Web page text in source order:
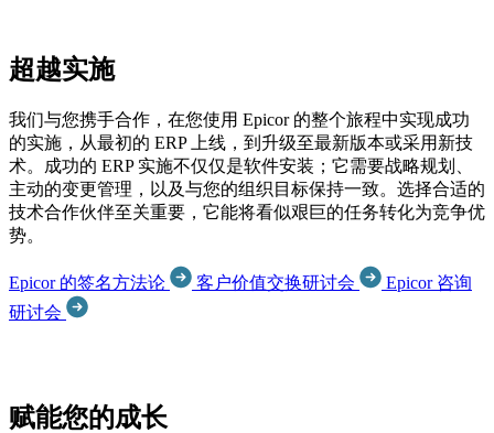
超越实施
我们与您携手合作，在您使用 Epicor 的整个旅程中实现成功
的实施，从最初的 ERP 上线，到升级至最新版本或采用新技
术。成功的 ERP 实施不仅仅是软件安装；它需要战略规划、
主动的变更管理，以及与您的组织目标保持一致。选择合适的
技术合作伙伴至关重要，它能将看似艰巨的任务转化为竞争优
势。
Epicor 的签名方法论 客户价值交换研讨会
Epicor 咨询
研讨会
赋能您的成长